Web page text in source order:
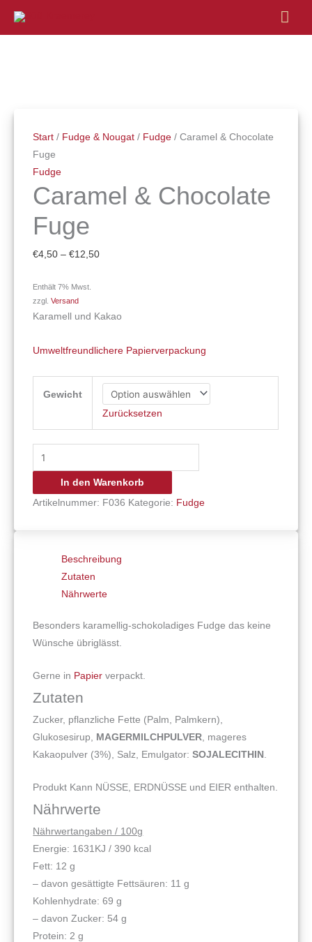
Start / Fudge & Nougat / Fudge / Caramel & Chocolate
Fuge
Fudge
Caramel & Chocolate
Fuge
€4,50 –€12,50
€12,50
Enthält 7% Mwst.
zzgl.Versand
Karamell und Kakao
Umweltfreundlichere Papierverpackung
Gewicht
Zurücksetzen
Fuge
Menge
In den Warenkorb
Artikelnummer: F036 Kategorie: Fudge
Beschreibung
Zutaten
Nährwerte
Besonders karamellig-schokoladiges Fudge das keine
Wünsche übriglässt.
Gerne in Papier verpackt.
Zutaten
Zucker, pflanzliche Fette (Palm, Palmkern),
Glukosesirup,
MAGERMILCHPULVER , mageres
Kakaopulver (3%), Salz, Emulgator:SOJALECITHIN
Produkt Kann NÜSSE, ERDNÜSSE und EIER enthalten.
Nährwerte
Nährwertangaben / 100g
Energie: 1631KJ / 390 kcal
Fett: 12 g
– davon gesättigte Fettsäuren: 11 g
Kohlenhydrate: 69 g
– davon Zucker: 54 g
Protein: 2 g